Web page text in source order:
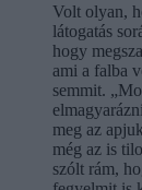
Volt olyan,
látogatás
hogy
ami a falba
semmit.
meg az
még az is
szólt rám,